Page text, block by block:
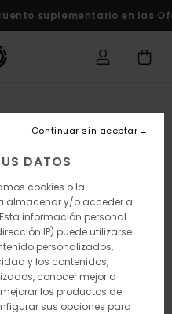
suplementario en las
DATOS
cookies o la
almacenar y/o acceder a
información personal
IP) puede utilizarse
personalizados,
y los contenidos,
conocer mejor a
los productos de
sus opciones para
Continuar sin aceptar